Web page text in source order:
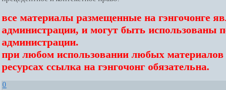
все материалы размещенные на гэнгочонге
администрации, и могут быть использованы
администрации.
при любом использовании любых материалов
ресурсах ссылка на гэнгочонг обязательна.
0